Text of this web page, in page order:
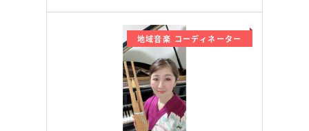
地域音楽 コーディネーター